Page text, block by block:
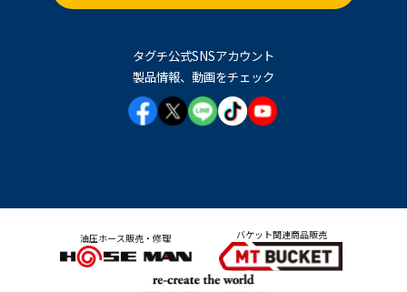
タグチ公式SNSアカウント
製品情報、動画をチェック
油圧ホース販売・修理 バケット関連商品販売